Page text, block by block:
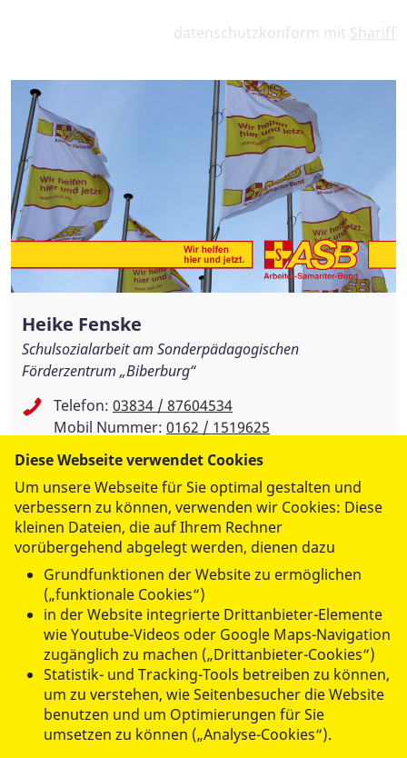
datenschutzkonform mit Shariff
Heike Fenske
Schulsozialarbeit am Sonderpädagogischen
Förderzentrum „Biberburg“
Telefon: 03834 / 87604534
Mobil Nummer: 0162 / 1519625
ssa-biberburg@asb-rv-vg.de
Gefördert durch:
Diese Webseite verwendet Cookies
Um unsere Webseite für Sie optimal gestalten und
verbessern zu können, verwenden wir Cookies: Diese
kleinen Dateien, die auf Ihrem Rechner
vorübergehend abgelegt werden, dienen dazu
Grundfunktionen der Website zu ermöglichen
(„funktionale Cookies“)
in der Website integrierte Drittanbieter-Elemente
wie Youtube-Videos oder Google Maps-Navigation
zugänglich zu machen („Drittanbieter-Cookies“)
Statistik- und Tracking-Tools betreiben zu können,
um zu verstehen, wie Seitenbesucher die Website
benutzen und um Optimierungen für Sie
umsetzen zu können („Analyse-Cookies“).